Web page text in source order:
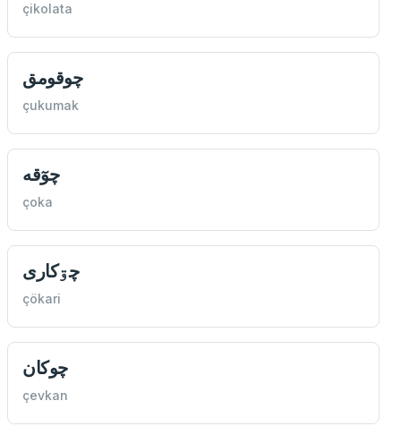
çikolata
چوقومق
çukumak
چوٓقه
çoka
چۊكاری
çökari
چوكان
çevkan